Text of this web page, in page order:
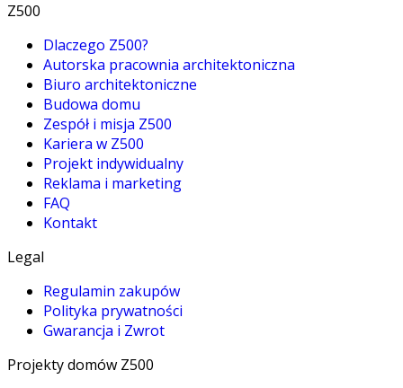
Z500
Dlaczego Z500?
Autorska pracownia architektoniczna
Biuro architektoniczne
Budowa domu
Zespół i misja Z500
Kariera w Z500
Projekt indywidualny
Reklama i marketing
FAQ
Kontakt
Legal
Regulamin zakupów
Polityka prywatności
Gwarancja i Zwrot
Projekty domów Z500